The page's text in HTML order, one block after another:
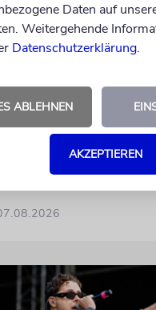
gegen
Berben erhält
steht nicht
sondern engagiert
Der Deutsche
Leistung mit einem Preis.
Daten auf
Weitergehende
Datenschutzerklärung.
ABLEHNEN
AKZEPTIEREN